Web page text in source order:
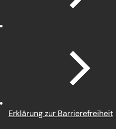
Erklärung zur Barrierefreiheit